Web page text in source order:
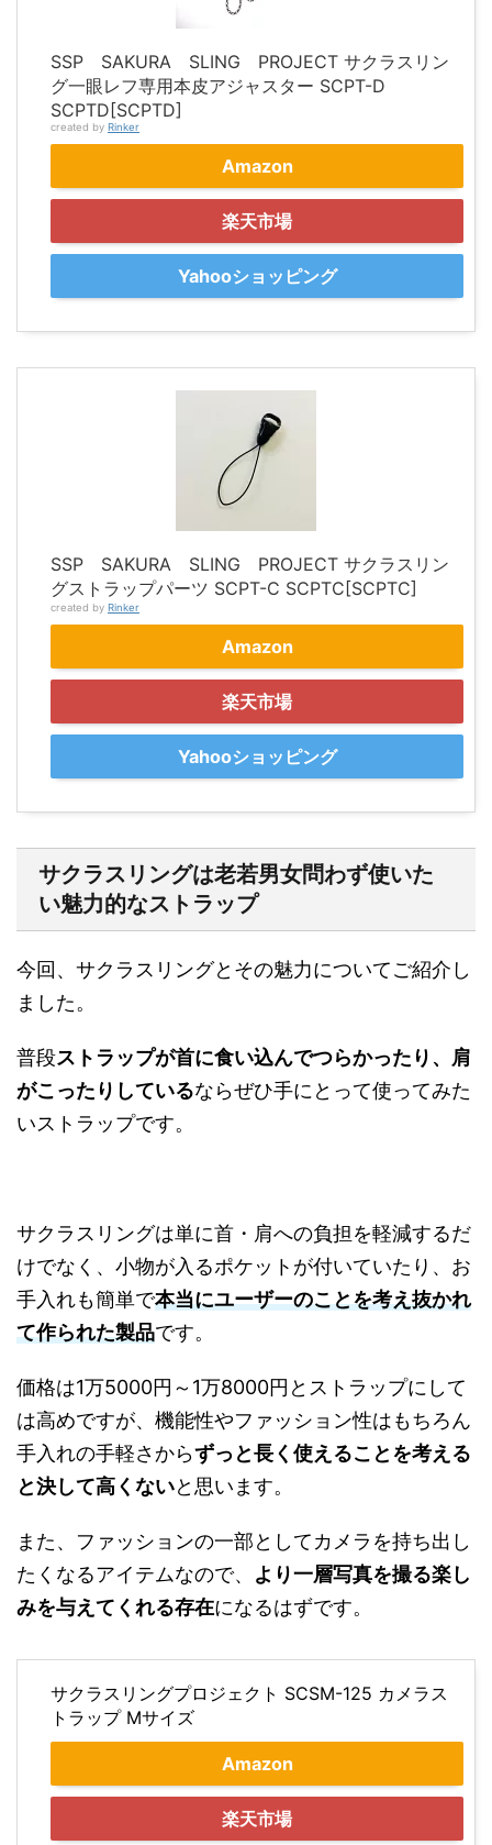
SSP SAKURA SLING PROJECT サクラスリン
グ一眼レフ専用本皮アジャスター SCPT-D
SCPTD[SCPTD]
created by Rinker
Amazon
楽天市場
Yahooショッピング
SSP SAKURA SLING PROJECT サクラスリン
グストラップパーツ SCPT-C SCPTC[SCPTC]
created by Rinker
Amazon
楽天市場
Yahooショッピング
サクラスリングは老若男女問わず使いた
い魅力的なストラップ
今回、サクラスリングとその魅力についてご紹介し
ました。
普段ストラップが首に食い込んでつらかったり、肩
がこったりしているならぜひ手にとって使ってみた
いストラップです。
サクラスリングは単に首・肩への負担を軽減するだ
けでなく、小物が入るポケットが付いていたり、お
手入れも簡単で本当にユーザーのことを考え抜かれ
て作られた製品です。
価格は1万5000円～1万8000円とストラップにして
は高めですが、機能性やファッション性はもちろん
手入れの手軽さからずっと長く使えることを考える
と決して高くないと思います。
また、ファッションの一部としてカメラを持ち出し
たくなるアイテムなので、 より一層写真を撮る楽し
みを与えてくれる存在になるはずです。
サクラスリングプロジェクト SCSM-125 カメラス
トラップ Mサイズ
Amazon
楽天市場